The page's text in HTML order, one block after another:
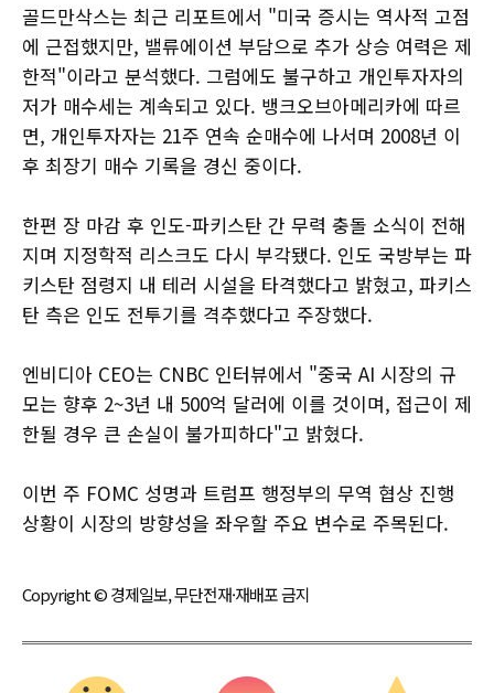
골드만삭스는 최근 리포트에서 "미국 증시는 역사적 고점
에 근접했지만, 밸류에이션 부담으로 추가 상승 여력은 제
한적"이라고 분석했다. 그럼에도 불구하고 개인투자자의
저가 매수세는 계속되고 있다. 뱅크오브아메리카에 따르
면, 개인투자자는 21주 연속 순매수에 나서며 2008년 이
후 최장기 매수 기록을 경신 중이다.
한편 장 마감 후 인도-파키스탄 간 무력 충돌 소식이 전해
지며 지정학적 리스크도 다시 부각됐다. 인도 국방부는 파
키스탄 점령지 내 테러 시설을 타격했다고 밝혔고, 파키스
탄 측은 인도 전투기를 격추했다고 주장했다.
엔비디아 CEO는 CNBC 인터뷰에서 "중국 AI 시장의 규
모는 향후 2~3년 내 500억 달러에 이를 것이며, 접근이 제
한될 경우 큰 손실이 불가피하다"고 밝혔다.
이번 주 FOMC 성명과 트럼프 행정부의 무역 협상 진행
상황이 시장의 방향성을 좌우할 주요 변수로 주목된다.
Copyright © 경제일보, 무단전재·재배포 금지